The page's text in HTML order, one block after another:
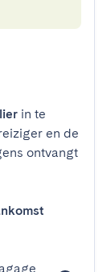
in te
en de
ontvangt